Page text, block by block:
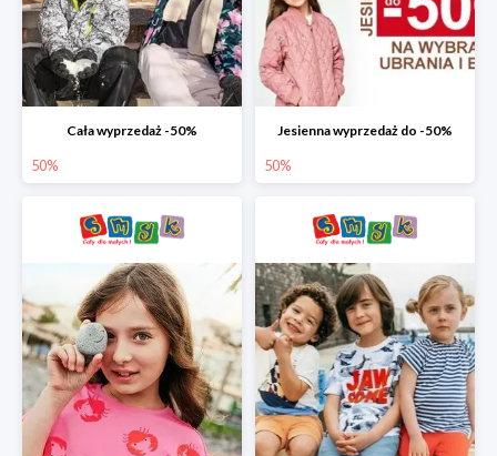
Cała wyprzedaż -50%
50%
Jesienna wyprzedaż do -50%
50%